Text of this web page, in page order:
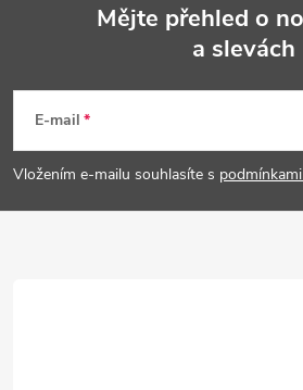
p
a
Mějte přehled o
a slevách
E-mail
Vložením e-mailu souhlasíte s